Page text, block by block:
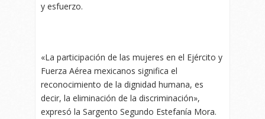
y esfuerzo.
«La participación de las mujeres en el Ejército y
Fuerza Aérea mexicanos significa el
reconocimiento de la dignidad humana, es
decir, la eliminación de la discriminación»,
expresó la Sargento Segundo Estefanía Mora.